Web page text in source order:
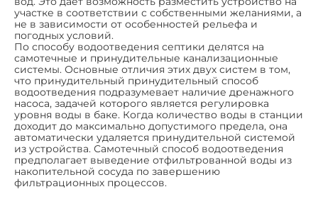
участке в соответствии с собственными желаниями, а
не в зависимости от особенностей рельефа и
погодных условий.
По способу водоотведения септики делятся на
самотечные и принудительные канализационные
системы. Основные отличия этих двух систем в том,
что принудительный принудительный способ
водоотведения подразумевает наличие дренажного
насоса, задачей которого является регулировка
уровня воды в баке. Когда количество воды в станции
доходит до максимально допустимого предела, она
автоматически удаляется принудительной системой
из устройства. Самотечный способ водоотведения
предполагает выведение отфильтрованной воды из
накопительной сосуда по завершению
фильтрационных процессов.